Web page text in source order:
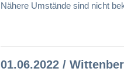
Nähere Umstände sind nicht
01.06.2022 /